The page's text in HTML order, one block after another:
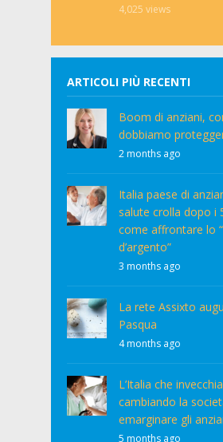
4,025 views
ARTICOLI PIÙ RECENTI
Boom di anziani,
dobbiamo
2 months ago
Italia paese di
salute crolla dopo i
come affrontare lo
d’argento”
3 months ago
La rete Assixto
Pasqua
4 months ago
L’Italia che
cambiando la
emarginare gli
5 months ago